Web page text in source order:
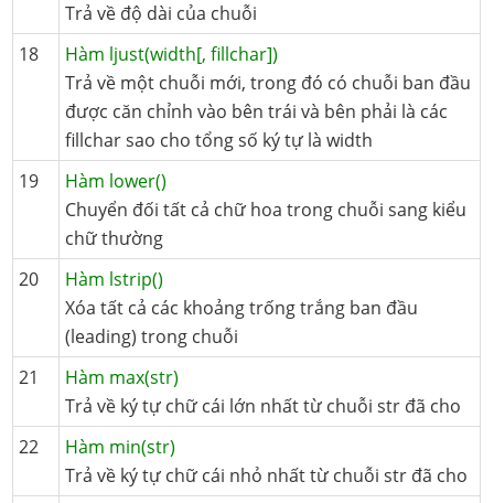
Trả về độ dài của chuỗi
18
Hàm ljust(width[, fillchar])
Trả về một chuỗi mới, trong đó có chuỗi ban đầu
được căn chỉnh vào bên trái và bên phải là các
fillchar sao cho tổng số ký tự là width
19
Hàm lower()
Chuyển đối tất cả chữ hoa trong chuỗi sang kiểu
chữ thường
20
Hàm lstrip()
Xóa tất cả các khoảng trống trắng ban đầu
(leading) trong chuỗi
21
Hàm max(str)
Trả về ký tự chữ cái lớn nhất từ chuỗi str đã cho
22
Hàm min(str)
Trả về ký tự chữ cái nhỏ nhất từ chuỗi str đã cho